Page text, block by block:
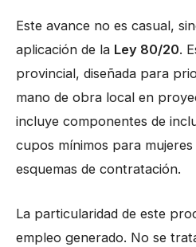
Este avance no es casual,
aplicación de la Ley 80/20.
provincial, diseñada para
mano de obra local en
incluye componentes de
cupos mínimos para mujeres
esquemas de contratación.
La particularidad de este
empleo generado. No se